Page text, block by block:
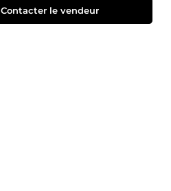
Contacter le vendeur